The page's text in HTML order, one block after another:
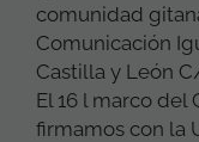
comunidad
Comunicación
Castilla y León
El 16 l marco
firmamos con la